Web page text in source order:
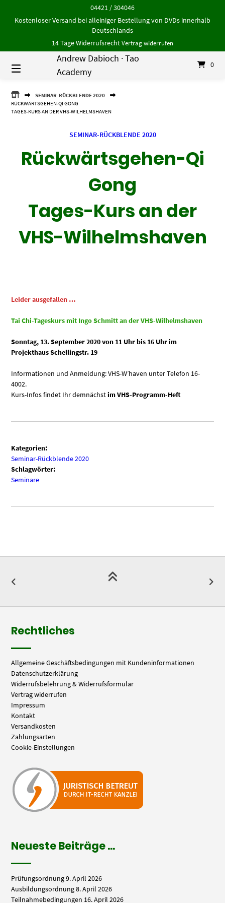
Inhalt
04421 / 304046
Kostenloser Versand bei alleiniger Bestellung von DVDs innerhalb
Deutschlands
14 Tage WiderrufsrechtVertrag widerrufen
Andrew Dabioch · Tao
Academy
0
ANDREW
DABIOCH
·
SEMINAR-RÜCKBLENDE 2020
RÜCKWÄRTSGEHEN-QI GONG
TAGES-KURS AN DER VHS-WILHELMSHAVEN
SEMINAR-RÜCKBLENDE 2020
Rückwärtsgehen-Qi
Gong
Tages-Kurs an der
VHS-Wilhelmshaven
Leider ausgefallen …
Tai Chi-Tageskurs mit Ingo Schmitt an der VHS-Wilhelmshaven
Sonntag, 13. September 2020 von 11 Uhr bis 16 Uhrim
Projekthaus Schellingstr. 19
Informationen und Anmeldung: VHS-W’haven unter Telefon 16-
4002.
Kurs-Infos findet Ihr demnächstim VHS-Programm-Heft
Kategorien:
Seminar-Rückblende 2020
Schlagwörter:
Seminare
Rechtliches
Allgemeine Geschäftsbedingungen mit Kundeninformationen
Datenschutzerklärung
Widerrufsbelehrung & Widerrufsformular
Vertrag widerrufen
Impressum
Kontakt
Versandkosten
Zahlungsarten
Cookie-Einstellungen
Neueste Beiträge …
Prüfungsordnung9. April 2026
Ausbildungsordnung8. April 2026
Teilnahmebedingungen 16. April 2026